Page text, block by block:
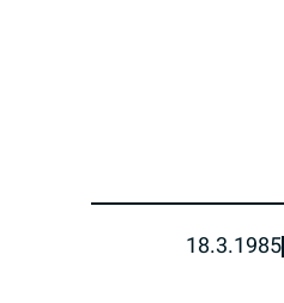
18.3.1985